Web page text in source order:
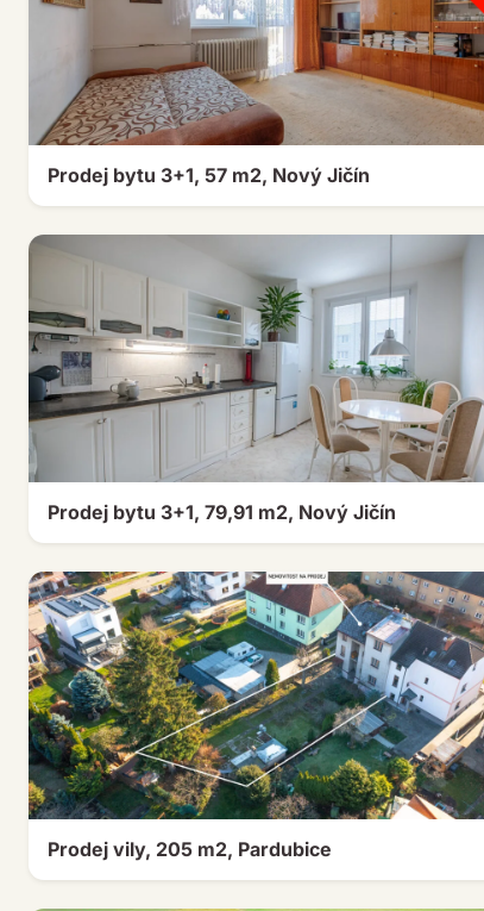
Prodej bytu 3+1, 57 m2, Nový Jičín
Prodej bytu 3+1, 79,91 m2, Nový Jičín
Prodej vily, 205 m2, Pardubice